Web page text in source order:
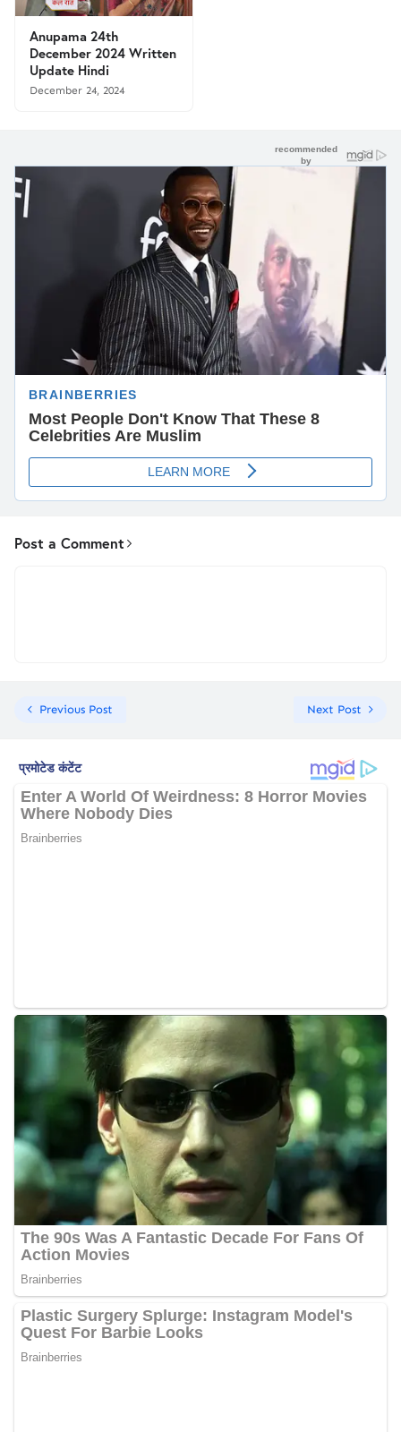
Anupama 24th
December 2024 Written
Update Hindi
December 24, 2024
Post a Comment
Previous Post Next Post